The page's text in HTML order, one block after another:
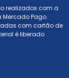
realizados com a
Pago.
com cartão de
é liberado